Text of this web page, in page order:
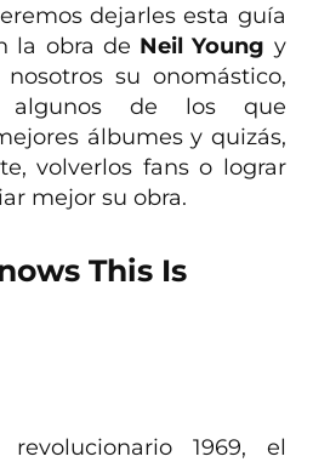
dejarles esta guía
la obra de Neil Young y
su onomástico,
algunos de los que
álbumes y quizás,
volverlos fans o lograr
mejor su obra.
This Is
1969, el